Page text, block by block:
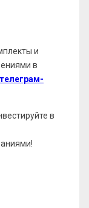
и
в
телеграм-
в